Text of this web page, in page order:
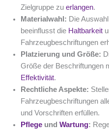
Zielgruppe zuerlangen.
Materialwahl: Die
beeinflusst die Haltbarkeit
Fahrzeugbeschriftungen
Platzierung und Größe:
Größe der Beschriftungen
Effektivität.
Rechtliche Aspekte:
Fahrzeugbeschriftungen
und Vorschriften erfüllen.
Pflege undWartung: